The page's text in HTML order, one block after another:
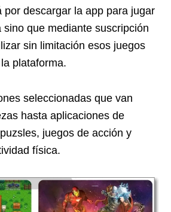
por descargar la app para jugar
que mediante suscripción
sin limitación esos juegos
plataforma.
seleccionadas que van
hasta aplicaciones de
juegos de acción y
física.